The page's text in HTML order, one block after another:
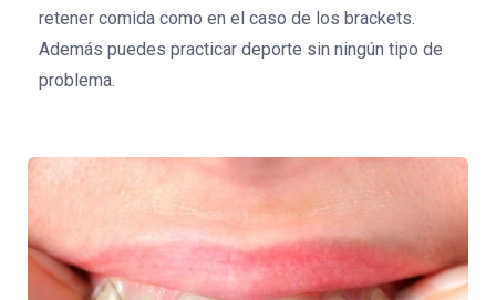
retener comida como en el caso de los brackets.
Además puedes practicar deporte sin ningún tipo de
problema.